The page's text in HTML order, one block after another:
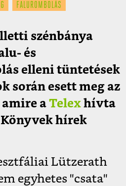
FALUROMBOLÁS
szénbánya
és
elleni tüntetések
során esett meg az
a Telex hívta
hírek
Lützerath
egyhetes "csata"